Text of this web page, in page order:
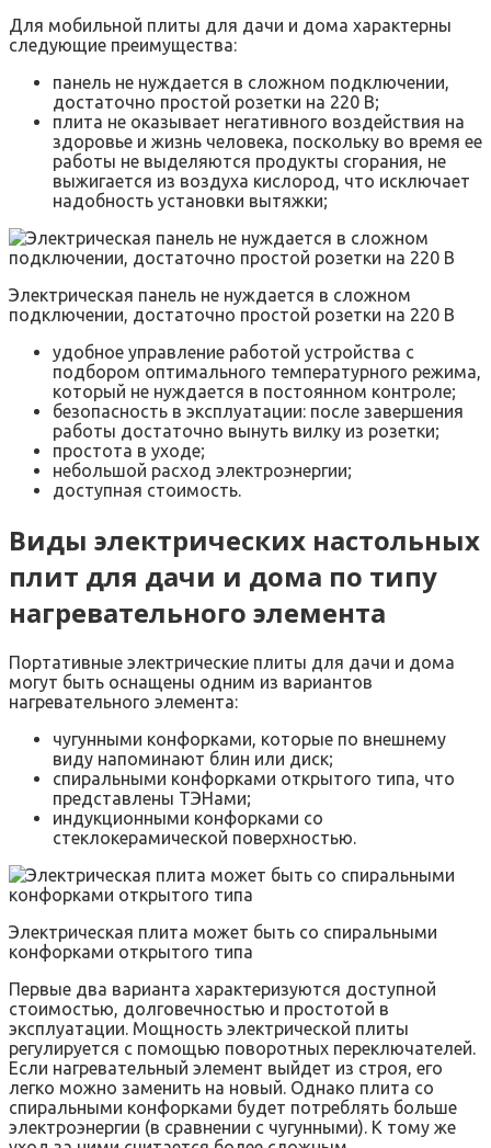
Для мобильной плиты для дачи и дома характерны
следующие преимущества:
панель не нуждается в сложном подключении,
достаточно простой розетки на 220 В;
плита не оказывает негативного воздействия на
здоровье и жизнь человека, поскольку во время ее
работы не выделяются продукты сгорания, не
выжигается из воздуха кислород, что исключает
надобность установки вытяжки;
Электрическая панель не нуждается в сложном
подключении, достаточно простой розетки на 220 В
удобное управление работой устройства с
подбором оптимального температурного режима,
который не нуждается в постоянном контроле;
безопасность в эксплуатации: после завершения
работы достаточно вынуть вилку из розетки;
простота в уходе;
небольшой расход электроэнергии;
доступная стоимость.
Виды электрических настольных
плит для дачи и дома по типу
нагревательного элемента
Портативные электрические плиты для дачи и дома
могут быть оснащены одним из вариантов
нагревательного элемента:
чугунными конфорками, которые по внешнему
виду напоминают блин или диск;
спиральными конфорками открытого типа, что
представлены ТЭНами;
индукционными конфорками со
стеклокерамической поверхностью.
Электрическая плита может быть со спиральными
конфорками открытого типа
Первые два варианта характеризуются доступной
стоимостью, долговечностью и простотой в
эксплуатации. Мощность электрической плиты
регулируется с помощью поворотных переключателей.
Если нагревательный элемент выйдет из строя, его
легко можно заменить на новый. Однако плита со
спиральными конфорками будет потреблять больше
электроэнергии (в сравнении с чугунными). К тому же